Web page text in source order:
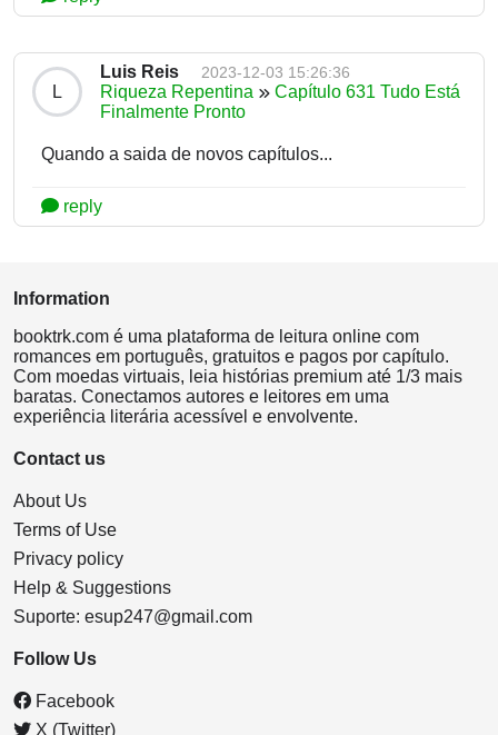
L
Luis Reis 2023-12-03 15:26:36
Riqueza Repentina
Capítulo 631 Tudo Está
Finalmente Pronto
Quando a saida de novos capítulos...
reply
Information
booktrk.com é uma plataforma de leitura online com
romances em português, gratuitos e pagos por capítulo.
Com moedas virtuais, leia histórias premium até 1/3 mais
baratas. Conectamos autores e leitores em uma
experiência literária acessível e envolvente.
Contact us
About Us
Terms of Use
Privacy policy
Help & Suggestions
Suporte: esup247@gmail.com
Follow Us
Facebook
X (Twitter)